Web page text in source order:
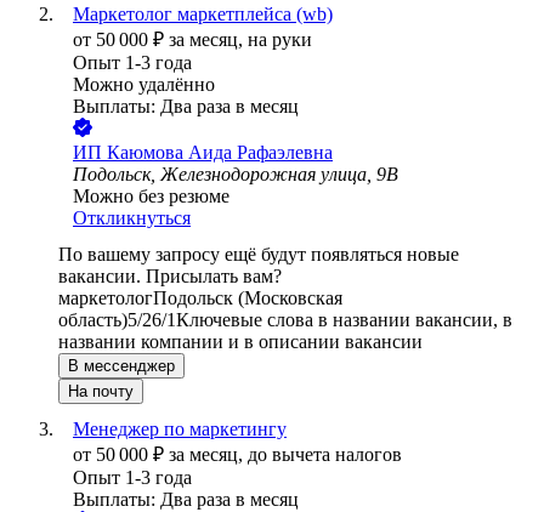
Маркетолог маркетплейсa (wb)
от 50 000 ₽ за месяц, на руки
Опыт 1-3 года
Можно удалённо
Выплаты: Два раза в месяц
ИП Каюмова Аида Рафаэлевна
Подольск, Железнодорожная улица, 9В
Можно без резюме
Откликнуться
По вашему запросу ещё будут появляться новые
вакансии. Присылать вам?
маркетологПодольск (Московская
область)5/26/1Ключевые слова в названии вакансии, в
названии компании и в описании вакансии
В мессенджер
На почту
Менеджер по маркетингу
от 50 000 ₽ за месяц, до вычета налогов
Опыт 1-3 года
Выплаты: Два раза в месяц